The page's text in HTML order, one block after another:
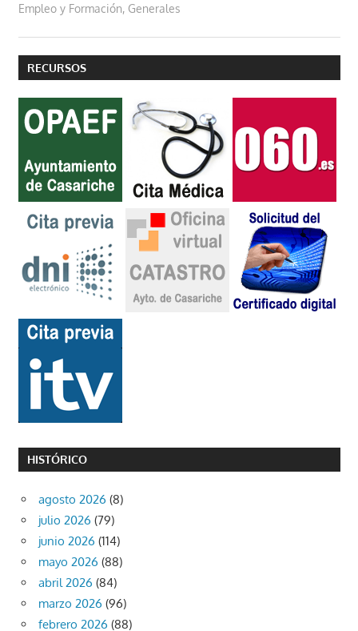
Empleo y Formación, Generales
RECURSOS
HISTÓRICO
agosto 2026 (8)
julio 2026 (79)
junio 2026 (114)
mayo 2026 (88)
abril 2026 (84)
marzo 2026 (96)
febrero 2026 (88)